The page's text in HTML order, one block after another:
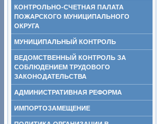
КОНТРОЛЬНО-СЧЕТНАЯ ПАЛАТА
ПОЖАРСКОГО МУНИЦИПАЛЬНОГО
ОКРУГА
МУНИЦИПАЛЬНЫЙ КОНТРОЛЬ
ВЕДОМСТВЕННЫЙ КОНТРОЛЬ ЗА
СОБЛЮДЕНИЕМ ТРУДОВОГО
ЗАКОНОДАТЕЛЬСТВА
АДМИНИСТРАТИВНАЯ РЕФОРМА
ИМПОРТОЗАМЕЩЕНИЕ